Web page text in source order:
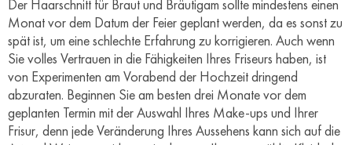
Der Haarschnitt für Braut und Bräutigam sollte mindestens einen
Monat vor dem Datum der Feier geplant werden, da es sonst zu
spät ist, um eine schlechte Erfahrung zu korrigieren. Auch wenn
Sie volles Vertrauen in die Fähigkeiten Ihres Friseurs haben, ist
von Experimenten am Vorabend der Hochzeit dringend
abzuraten. Beginnen Sie am besten drei Monate vor dem
geplanten Termin mit der Auswahl Ihres Make-ups und Ihrer
Frisur, denn jede Veränderung Ihres Aussehens kann sich auf die